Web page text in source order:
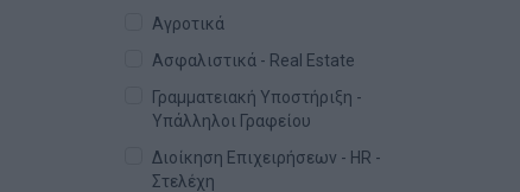
Αγροτικά
Ασφαλιστικά - Real Estate
Γραμματειακή Υποστήριξη -
Υπάλληλοι Γραφείου
Διοίκηση Επιχειρήσεων - HR -
Στελέχη